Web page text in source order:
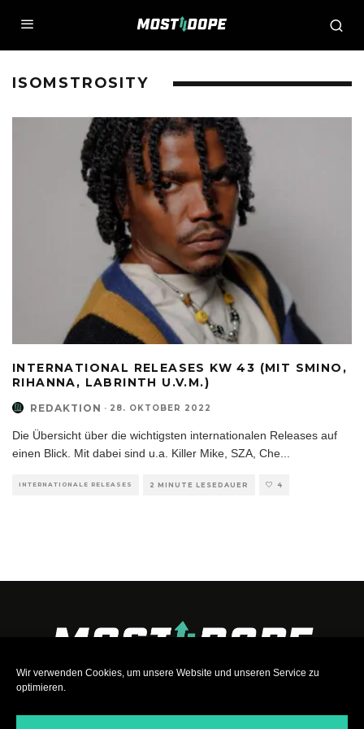
Wir verwenden Cookies, um unsere Website und unseren Service zu
optimieren.
ISOMSTROSITY
INTERNATIONAL RELEASES KW 43 (MIT SMINO,
RIHANNA, LABRINTH U.V.M.)
REDAKTION · 28. OKTOBER 2022
Die Übersicht über die wichtigsten internationalen Releases auf
einen Blick. Mit dabei sind u.a. Killer Mike, SZA, Che
INTERNATIONALE RELEASES 2 MINUTE LESEDAUER 4